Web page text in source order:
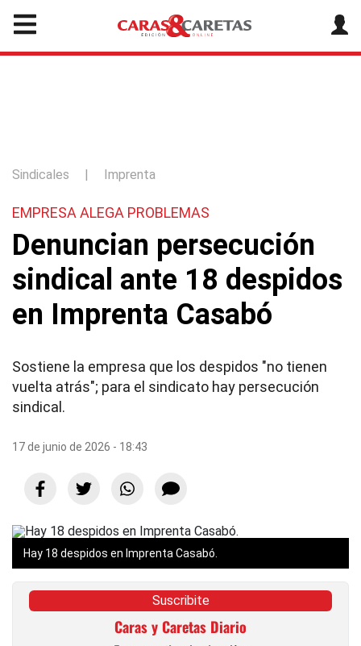
Sindicales | Imprenta
EMPRESA ALEGA PROBLEMAS
Denuncian persecución
sindical ante 18 despidos
en Imprenta Casabó
Sostiene la empresa que los despidos "no tienen
vuelta atrás"; para el sindicato hay persecución
sindical.
17 de junio de 2026 - 18:43
Hay 18 despidos en Imprenta Casabó.
Suscribite
Caras y Caretas Diario